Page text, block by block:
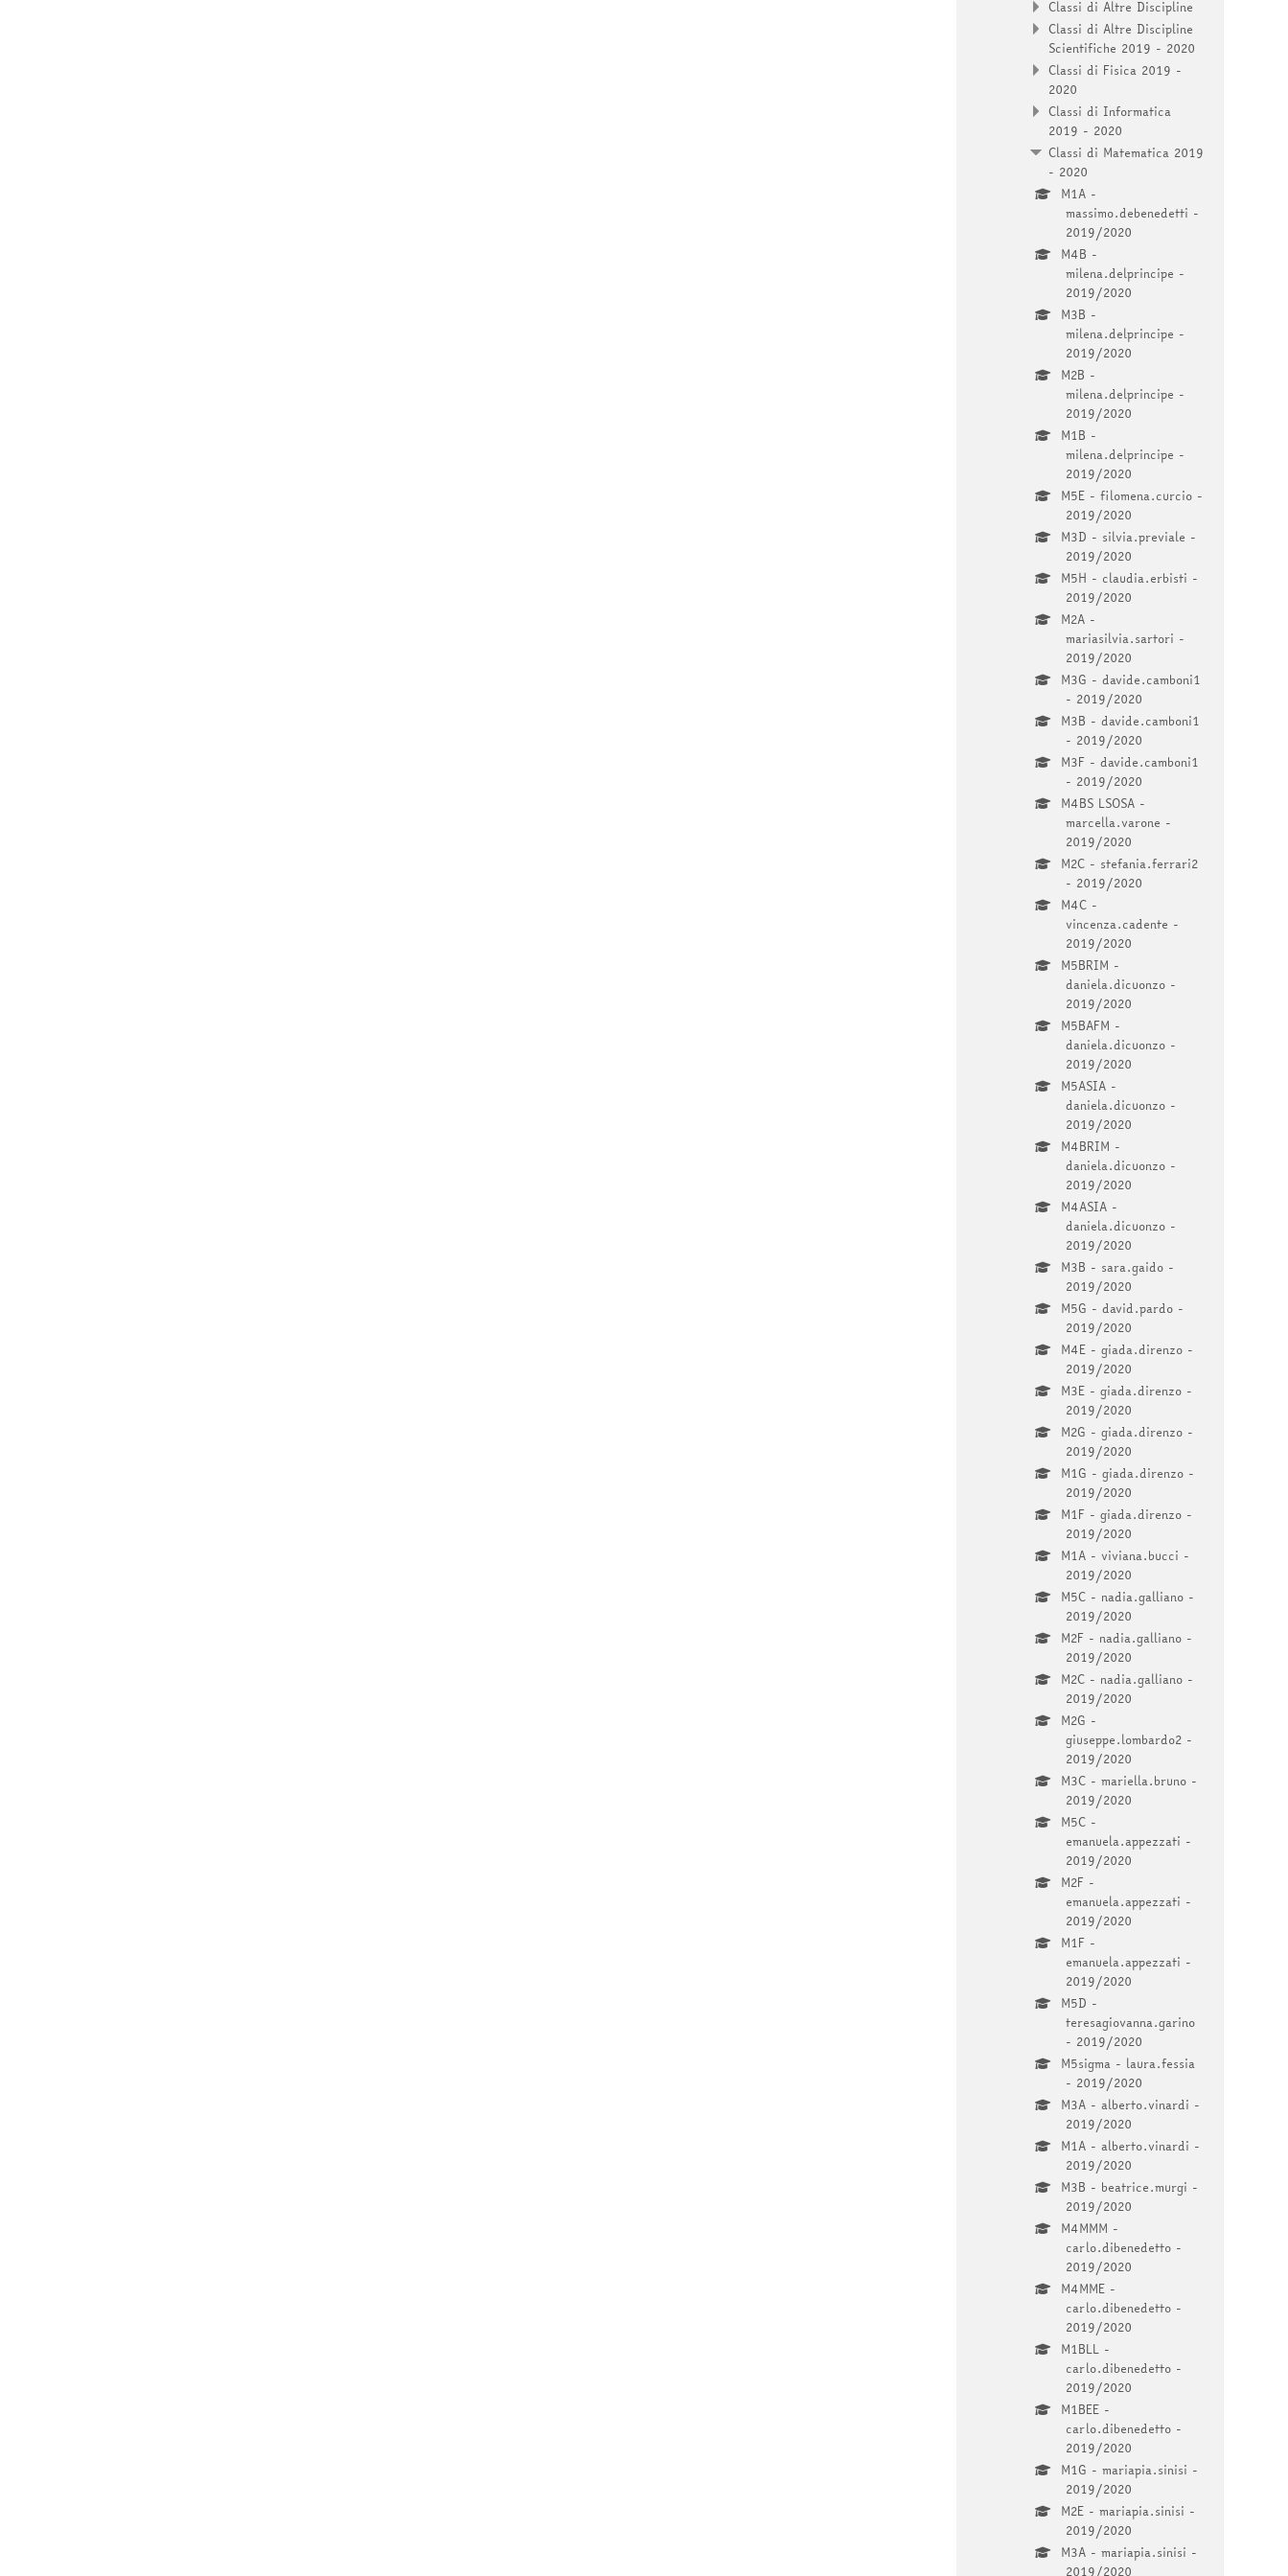
Classi di Altre Discipline
Classi di Altre Discipline
Scientifiche 2019 - 2020
Classi di Fisica 2019 -
2020
Classi di Informatica
2019 - 2020
Classi di Matematica 2019
- 2020
M1A -
massimo.debenedetti -
2019/2020
M4B -
milena.delprincipe -
2019/2020
M3B -
milena.delprincipe -
2019/2020
M2B -
milena.delprincipe -
2019/2020
M1B -
milena.delprincipe -
2019/2020
M5E - filomena.curcio -
2019/2020
M3D - silvia.previale -
2019/2020
M5H - claudia.erbisti -
2019/2020
M2A -
mariasilvia.sartori -
2019/2020
M3G - davide.camboni1
- 2019/2020
M3B - davide.camboni1
- 2019/2020
M3F - davide.camboni1
- 2019/2020
M4BS LSOSA -
marcella.varone -
2019/2020
M2C - stefania.ferrari2
- 2019/2020
M4C -
vincenza.cadente -
2019/2020
M5BRIM -
daniela.dicuonzo -
2019/2020
M5BAFM -
daniela.dicuonzo -
2019/2020
M5ASIA -
daniela.dicuonzo -
2019/2020
M4BRIM -
daniela.dicuonzo -
2019/2020
M4ASIA -
daniela.dicuonzo -
2019/2020
M3B - sara.gaido -
2019/2020
M5G - david.pardo -
2019/2020
M4E - giada.direnzo -
2019/2020
M3E - giada.direnzo -
2019/2020
M2G - giada.direnzo -
2019/2020
M1G - giada.direnzo -
2019/2020
M1F - giada.direnzo -
2019/2020
M1A - viviana.bucci -
2019/2020
M5C - nadia.galliano -
2019/2020
M2F - nadia.galliano -
2019/2020
M2C - nadia.galliano -
2019/2020
M2G -
giuseppe.lombardo2 -
2019/2020
M3C - mariella.bruno -
2019/2020
M5C -
emanuela.appezzati -
2019/2020
M2F -
emanuela.appezzati -
2019/2020
M1F -
emanuela.appezzati -
2019/2020
M5D -
teresagiovanna.garino
- 2019/2020
M5sigma - laura.fessia
- 2019/2020
M3A - alberto.vinardi -
2019/2020
M1A - alberto.vinardi -
2019/2020
M3B - beatrice.murgi -
2019/2020
M4MMM -
carlo.dibenedetto -
2019/2020
M4MME -
carlo.dibenedetto -
2019/2020
M1BLL -
carlo.dibenedetto -
2019/2020
M1BEE -
carlo.dibenedetto -
2019/2020
M1G - mariapia.sinisi -
2019/2020
M2E - mariapia.sinisi -
2019/2020
M3A - mariapia.sinisi -
2019/2020